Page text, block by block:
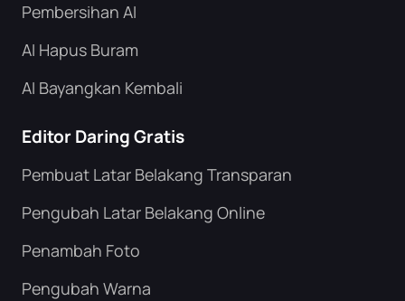
Pembersihan AI
AI Hapus Buram
AI Bayangkan Kembali
Editor Daring Gratis
Pembuat Latar Belakang Transparan
Pengubah Latar Belakang Online
Penambah Foto
Pengubah Warna